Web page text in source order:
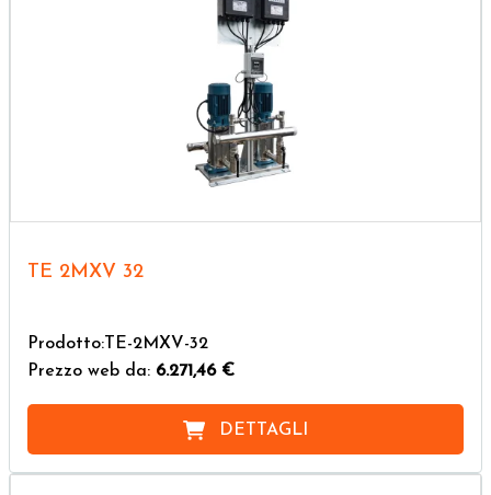
TE 2MXV 32
Prodotto:TE-2MXV-32
Prezzo web da: 6.271,46 €
DETTAGLI